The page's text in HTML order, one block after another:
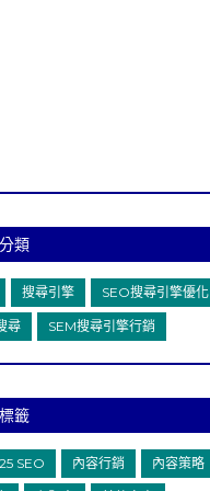
類
搜尋引擎 SEO搜尋引擎優化
尋 SEM搜尋引擎行銷
籤
SEO 內容行銷 內容策略